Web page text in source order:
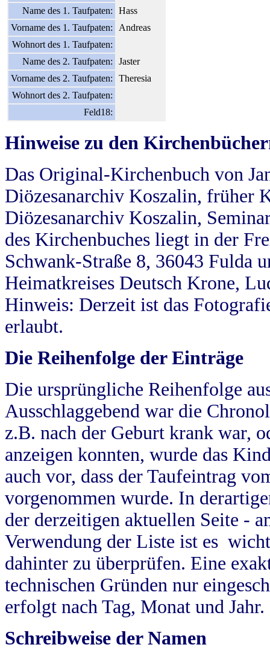
Name des 1. Taufpaten:
Hass
Vorname des 1. Taufpaten:
Andreas
Wohnort des 1. Taufpaten:
Name des 2. Taufpaten:
Jaster
Vorname des 2. Taufpaten:
Theresia
Wohnort des 2. Taufpaten:
Feld18:
Hinweise zu den
Das Original-Kirchenbuch von
Diözesanarchiv Koszalin, früher
Diözesanarchiv Koszalin,
des Kirchenbuches liegt in der
Schwank-Straße 8, 36043 Fulda
Heimatkreises Deutsch Krone,
Hinweis: Derzeit ist das
erlaubt.
Die Reihenfolge der Einträge
Die ursprüngliche Reihenfolge
Ausschlaggebend war die
z.B. nach der Geburt krank war,
anzeigen konnten, wurde das
auch vor, dass der Taufeintrag
vorgenommen wurde. In
der derzeitigen aktuellen Seite -
Verwendung der Liste ist es
dahinter zu überprüfen. Eine
technischen Gründen nur
erfolgt nach Tag, Monat und Jahr.
Schreibweise der Namen